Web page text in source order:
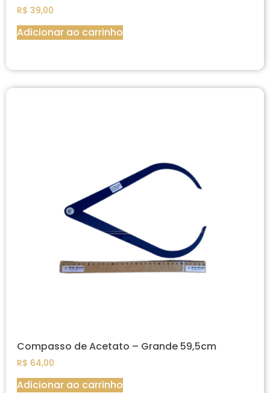
R$ 39,00
Adicionar ao carrinho
Compasso de Acetato – Grande 59,5cm
R$ 64,00
Adicionar ao carrinho